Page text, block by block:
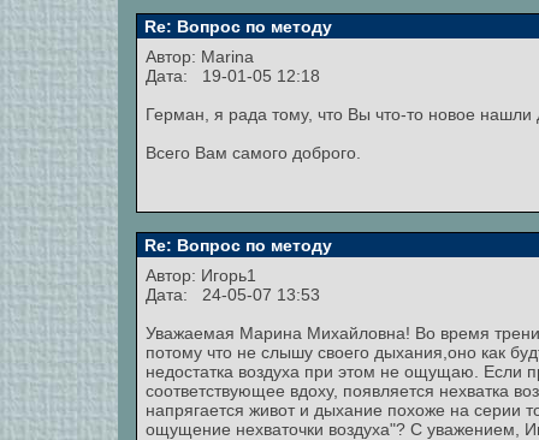
Re: Вопрос по методу
Автор: Marina
Дата: 19-01-05 12:18
Герман, я рада тому, что Вы что-то новое
Всего Вам самого доброго.
Re: Вопрос по методу
Автор: Игорь1
Дата: 24-05-07 13:53
Уважаемая Марина Михайловна! Во время
потому что не слышу своего дыхания,оно как
недостатка воздуха при этом не ощущаю. Если
соответствующее вдоху, появляется нехватка
напрягается живот и дыхание похоже на серии
ощущение нехваточки воздуха"? С уважением,